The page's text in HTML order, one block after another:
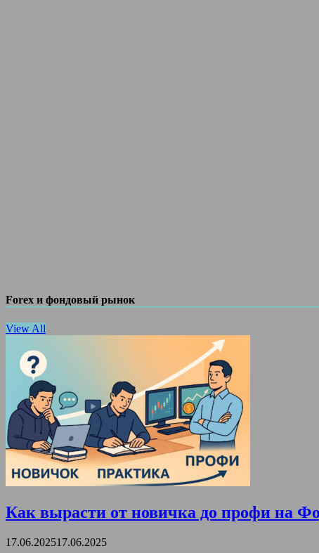
Forex и фондовый рынок
View All
Как вырасти от новичка до профи на
17.06.202517.06.2025